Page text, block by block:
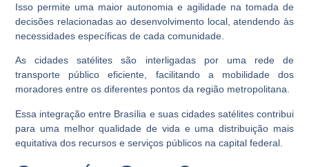
Isso permite uma maior autonomia e agilidade na tomada de
decisões relacionadas ao desenvolvimento local, atendendo às
necessidades específicas de cada comunidade.
As cidades satélites são interligadas por uma rede de
transporte público eficiente, facilitando a mobilidade dos
moradores entre os diferentes pontos da região metropolitana.
Essa integração entre Brasília e suas cidades satélites contribui
para uma melhor qualidade de vida e uma distribuição mais
equitativa dos recursos e serviços públicos na capital federal.